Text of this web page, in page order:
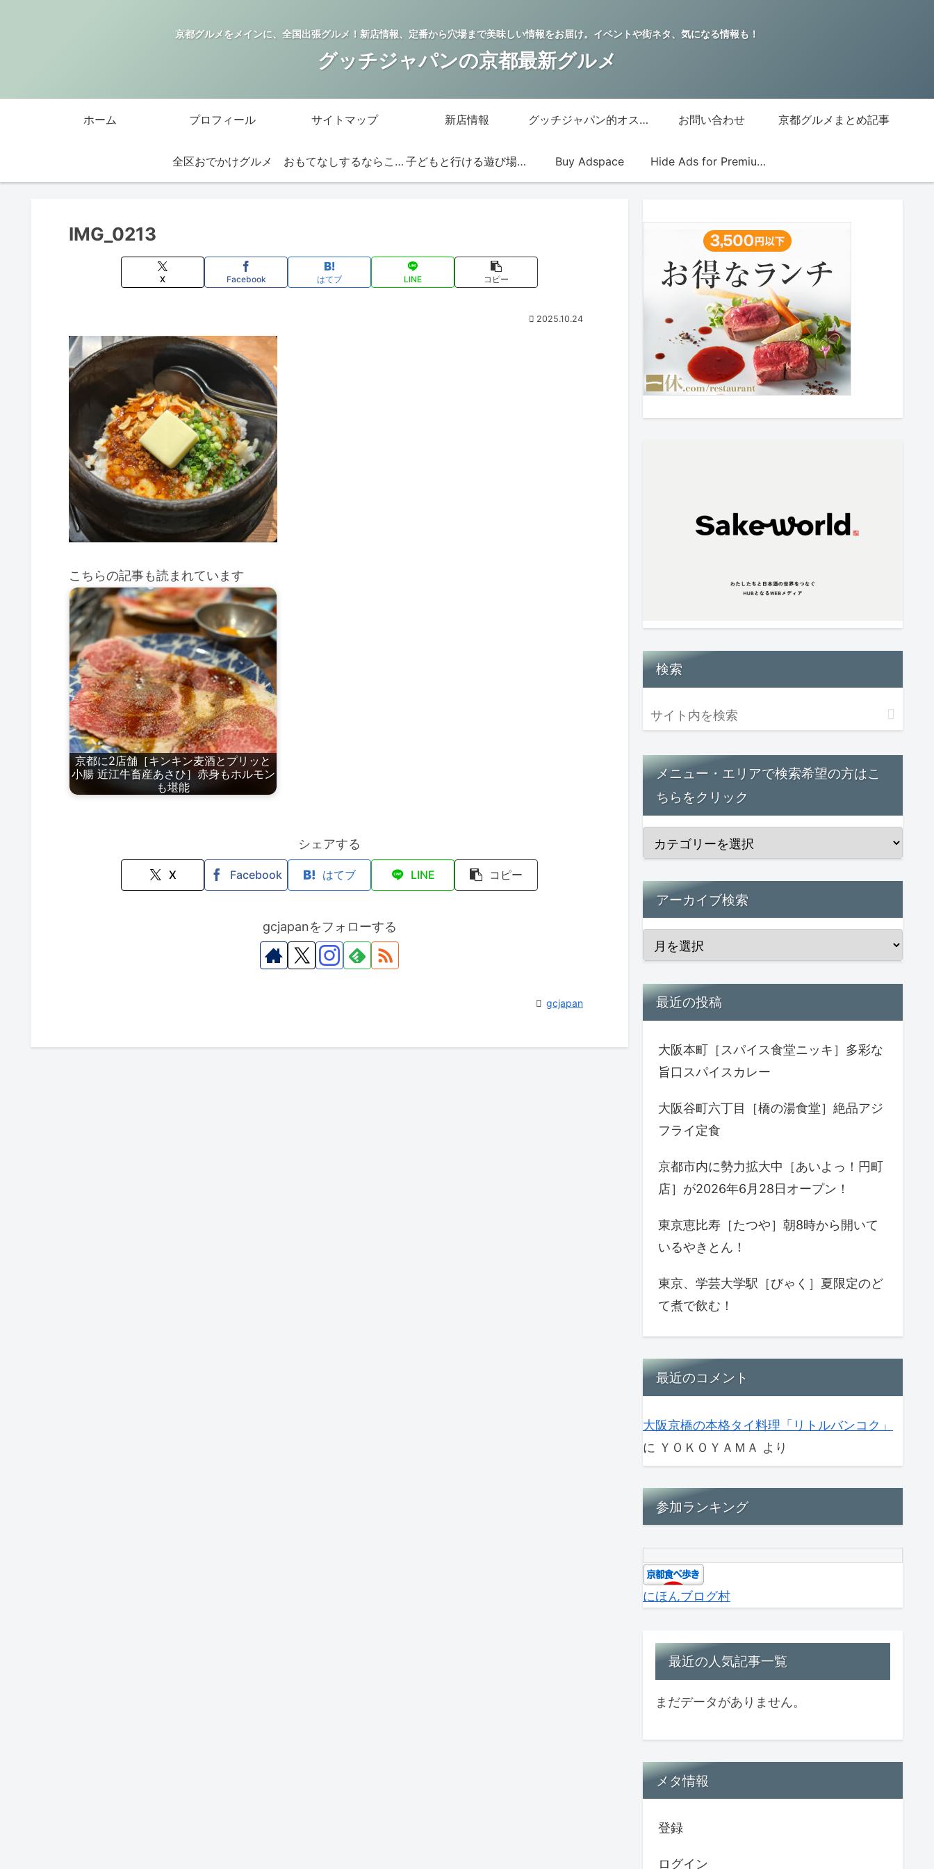
京都グルメをメインに、全国出張グルメ！新店情報、定番から穴場まで美味しい情報をお届け。イベントや街ネタ、気になる情報も！
グッチジャパンの京都最新グルメ
ホーム プロフィール サイトマップ 新店情報 グッチジャパン的オススメ店 お問い合わせ 京都グルメまとめ記事
全区おでかけグルメ おもてなしするならこの店 子どもと行ける遊び場・お店 Buy Adspace Hide Ads for Premium Members
IMG_0213
X Facebook はてブ LINE コピー
2025.10.24
こちらの記事も読まれています
京都に2店舗［キンキン麦酒とプリッと
小腸 近江牛畜産あさひ］赤身もホルモン
も堪能
シェアする
X Facebook はてブ LINE コピー
gcjapanをフォローする
gcjapan
検索
メニュー・エリアで検索希望の方はこ
ちらをクリック
アーカイブ検索
最近の投稿
大阪本町［スパイス食堂ニッキ］多彩な
旨口スパイスカレー
大阪谷町六丁目［橋の湯食堂］絶品アジ
フライ定食
京都市内に勢力拡大中［あいよっ！円町
店］が2026年6月28日オープン！
東京恵比寿［たつや］朝8時から開いて
いるやきとん！
東京、学芸大学駅［びゃく］夏限定のど
て煮で飲む！
最近のコメント
大阪京橋の本格タイ料理「リトルバンコク」
に ＹＯＫＯＹＡＭＡ より
参加ランキング
にほんブログ村
最近の人気記事一覧
まだデータがありません。
メタ情報
登録
ログイン